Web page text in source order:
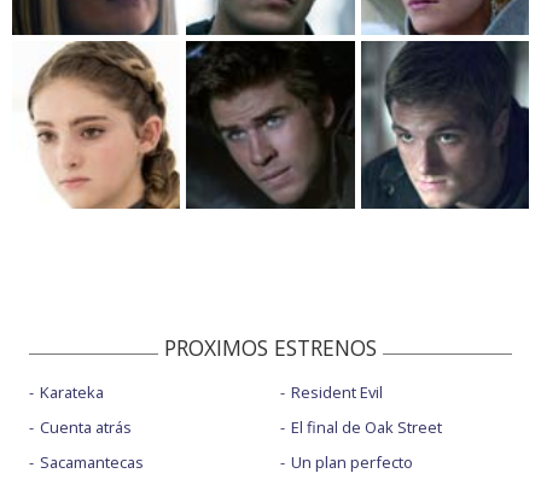
PROXIMOS ESTRENOS
Karateka
Cuenta atrás
Sacamantecas
Resident Evil
El final de Oak Street
Un plan perfecto